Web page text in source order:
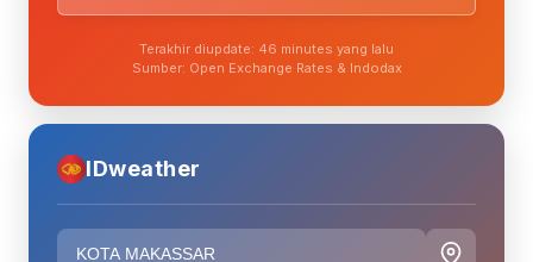
Terakhir diupdate: 46 minutes yang lalu
Sumber: Open Exchange Rates & Indodax
IDweather